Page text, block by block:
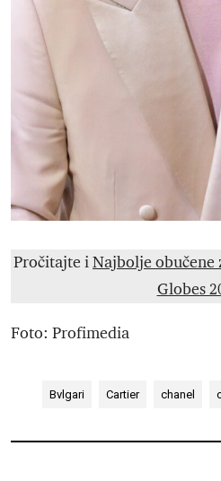
Pročitajte iNajbolje obučene
Globes
Foto: Profimedia
Bvlgari Cartier chanel